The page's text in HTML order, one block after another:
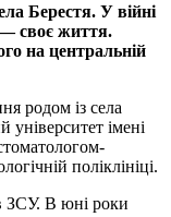
Берестя. У війні
— своє життя.
на центральній
родом із села
імені
поліклініці.
ЗСУ. В юні роки